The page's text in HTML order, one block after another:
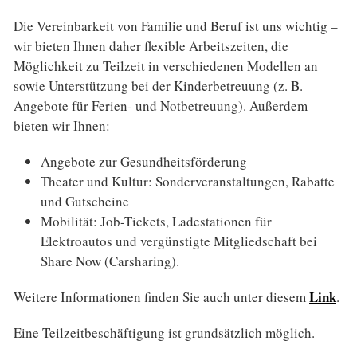
Die Vereinbarkeit von Familie und Beruf ist uns wichtig –
wir bieten Ihnen daher flexible Arbeits­zeiten, die
Möglichkeit zu Teilzeit in verschiedenen Modellen an
sowie Unter­stützung bei der Kinderbetreuung (z. B.
Angebote für Ferien- und Notbetreuung). Außerdem
bieten wir Ihnen:
Angebote zur Gesundheits­förderung
Theater und Kultur: Sonder­veranstaltungen, Rabatte
und Gutscheine
Mobilität: Job-Tickets, Ladestationen für
Elektroautos und vergünstigte Mitglied­schaft bei
Share Now (Carsharing).
Weitere Informationen finden Sie auch unter diesemLink.
Eine Teilzeit­beschäftigung ist grundsätzlich möglich.